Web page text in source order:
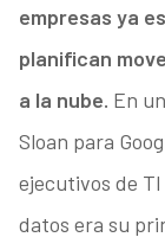
empresas ya
planifican
a la nube. En
Sloan para
ejecutivos de
datos era su